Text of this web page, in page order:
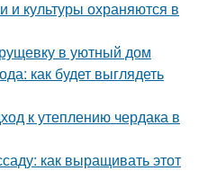
и культуры охраняются в
в уютный дом
как будет выглядеть
к утеплению чердака в
как выращивать этот